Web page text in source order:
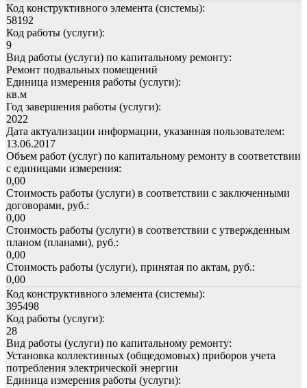
Код конструктивного элемента (системы):
58192
Код работы (услуги):
9
Вид работы (услуги) по капитальному ремонту:
Ремонт подвальных помещений
Единица измерения работы (услуги):
кв.м
Год завершения работы (услуги):
2022
Дата актуализации информации, указанная пользователем:
13.06.2017
Объем работ (услуг) по капитальному ремонту в соответствии
с единицами измерения:
0,00
Стоимость работы (услуги) в соответствии с заключенными
договорами, руб.:
0,00
Стоимость работы (услуги) в соответствии с утвержденным
планом (планами), руб.:
0,00
Стоимость работы (услуги), принятая по актам, руб.:
0,00
Код конструктивного элемента (системы):
395498
Код работы (услуги):
28
Вид работы (услуги) по капитальному ремонту:
Установка коллективных (общедомовых) приборов учета
потребления электрической энергии
Единица измерения работы (услуги):